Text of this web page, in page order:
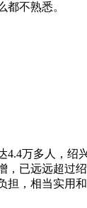
不熟悉。
万多人，
已远远超过
，相当实用